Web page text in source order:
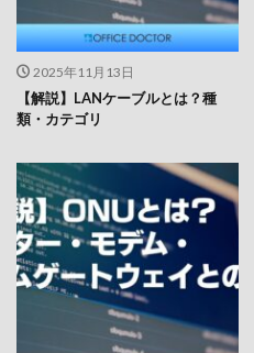
2025年11月13日
【解説】LANケーブルとは？種
類・カテゴリ